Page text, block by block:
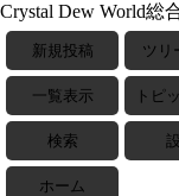
Crystal Dew World総
新規投稿 ツリ
一覧表示 トピ
検索
ホーム